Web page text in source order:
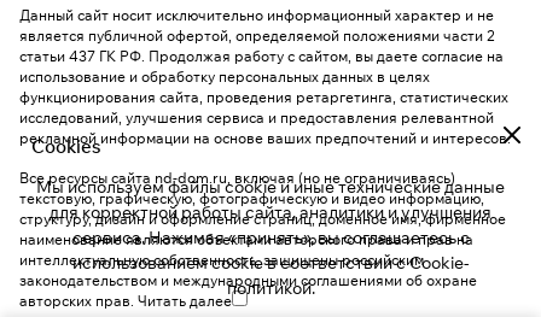
Cookies
Мы используем файлы cookie и иные технические данные
для корректной работы сайта, аналитики и улучшения
сервиса. Нажимая «принять», вы соглашаетесь с
использованием cookie в соответствии сCookie-
политикой.
Данный сайт носит исключительно информационный характер и не
является публичной офертой, определяемой положениями части 2
статьи 437 ГК РФ. Продолжая работу с сайтом, вы даете согласие на
использование и обработку персональных данных в целях
функционирования сайта, проведения ретаргетинга, статистических
исследований, улучшения сервиса и предоставления релевантной
рекламной информации на основе ваших предпочтений и интересов.
Все ресурсы сайта nd-dom.ru, включая (но не ограничиваясь)
текстовую, графическую, фотографическую и видео информацию,
структуру, дизайн и оформление страниц, доменное имя, фирменное
наименование являются объектами авторского права и прав на
интеллектуальную собственность, защищены российским
законодательством и международными соглашениями об охране
авторских прав. Читать далее